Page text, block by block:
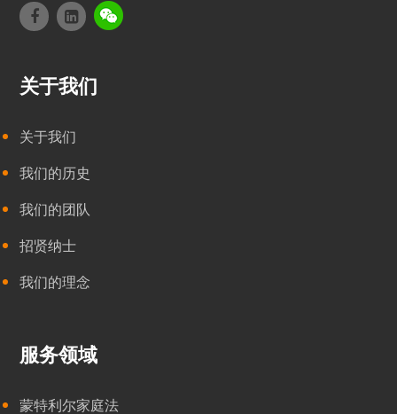
关于我们
关于我们
我们的历史
我们的团队
招贤纳士
我们的理念
服务领域
蒙特利尔家庭法